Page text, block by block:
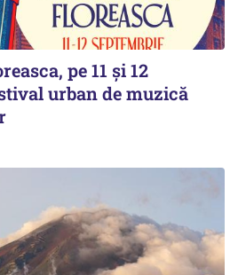
pe 11 și 12
urban de muzică